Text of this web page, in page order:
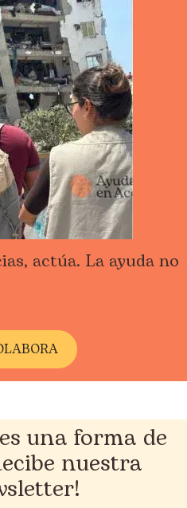
actúa. La ayuda no
una forma de
nuestra